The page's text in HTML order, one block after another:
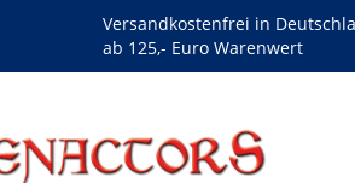
Versandkostenfrei in
ab 125,- Euro Warenwert